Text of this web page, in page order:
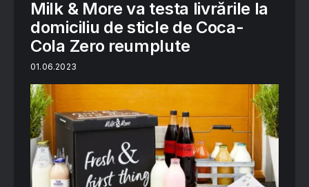
Milk & More va testa livrările la
domiciliu de sticle de Coca-
Cola Zero reumplute
01.06.2023